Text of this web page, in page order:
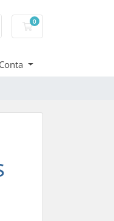
0
Carrinho de
Conta